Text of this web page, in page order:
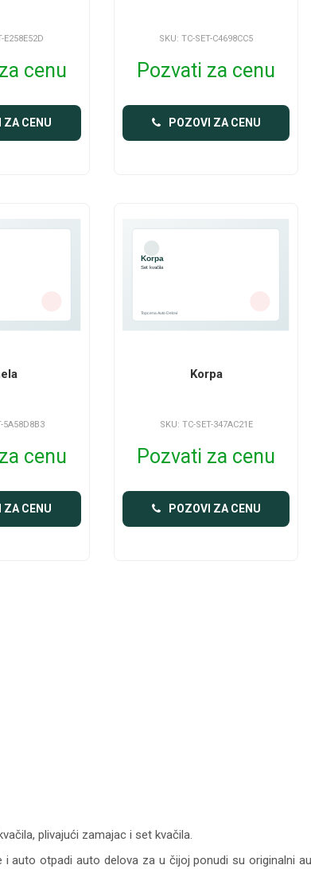
E258E52D
cenu
ZA CENU
SKU: TC-SET-C4698CC5
Pozvati za cenu
POZOVI ZA CENU
5A58D8B3
cenu
ZA CENU
Korpa
SKU: TC-SET-347AC21E
Pozvati za cenu
POZOVI ZA CENU
plivajući zamajac i set kvačila.
i auto otpadi auto delova za u čijoj ponudi su originalni